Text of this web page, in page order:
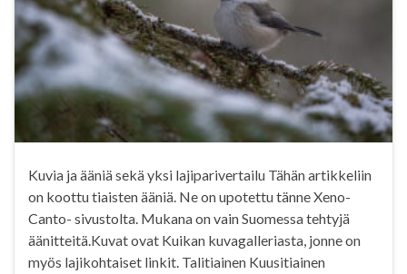
Kuvia ja ääniä sekä yksi lajiparivertailu Tähän artikkeliin
on koottu tiaisten ääniä. Ne on upotettu tänne Xeno-
Canto- sivustolta. Mukana on vain Suomessa tehtyjä
äänitteitä.Kuvat ovat Kuikan kuvagalleriasta, jonne on
myös lajikohtaiset linkit. Talitiainen Kuusitiainen